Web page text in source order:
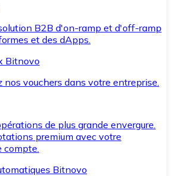
B2B d'on-ramp et d'off-ramp
et des dApps.
Bitnovo
nos vouchers dans votre entreprise.
de plus grande envergure.
premium avec votre
compte.
Bitnovo